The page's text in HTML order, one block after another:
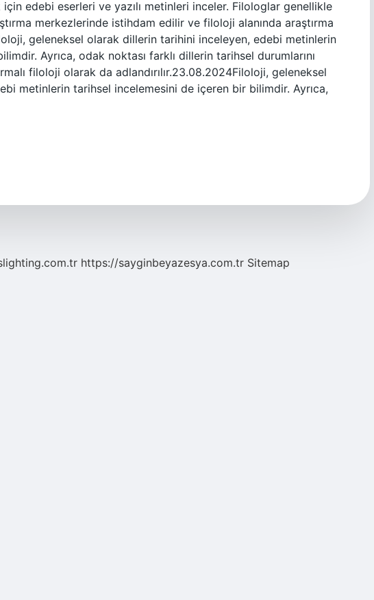
edebi eserleri ve yazılı metinleri inceler. Filologlar genellikle
merkezlerinde istihdam edilir ve filoloji alanında araştırma
geleneksel olarak dillerin tarihini inceleyen, edebi metinlerin
Ayrıca, odak noktası farklı dillerin tarihsel durumlarını
filoloji olarak da adlandırılır.23.08.2024Filoloji, geleneksel
metinlerin tarihsel incelemesini de içeren bir bilimdir. Ayrıca,
https://sayginbeyazesya.com.tr Sitemap